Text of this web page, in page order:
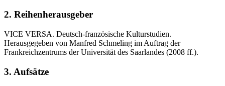
2. Reihenherausgeber
VICE VERSA. Deutsch-französische Kulturstudien.
Herausgegeben von Manfred Schmeling im Auftrag der
Frankreichzentrums der Universität des Saarlandes (2008 ff.).
3. Aufsätze